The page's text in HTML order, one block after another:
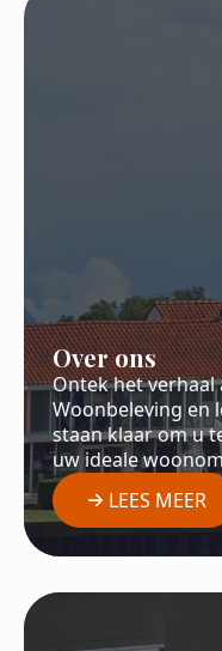
Over ons
Ontek het
Woonbeleving en
staan klaar om u
uw ideale
LEES MEER